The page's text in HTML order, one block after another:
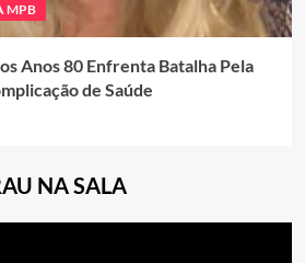
MPB
Anos 80 Enfrenta Batalha Pela
de Saúde
NA SALA